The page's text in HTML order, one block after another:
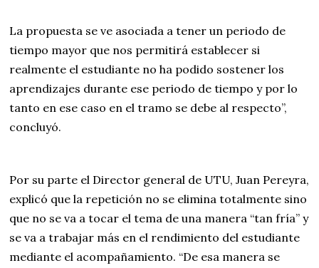
La propuesta se ve asociada a tener un periodo de
tiempo mayor que nos permitirá establecer si
realmente el estudiante no ha podido sostener los
aprendizajes durante ese periodo de tiempo y por lo
tanto en ese caso en el tramo se debe al respecto”,
concluyó.
Por su parte el Director general de UTU, Juan Pereyra,
explicó que la repetición no se elimina totalmente sino
que no se va a tocar el tema de una manera “tan fría” y
se va a trabajar más en el rendimiento del estudiante
mediante el acompañamiento. “De esa manera se